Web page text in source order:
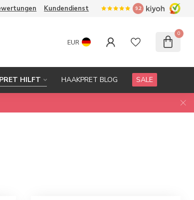
Kundendienst 9.2
EUR
0
HILFT HAAKPRET BLOG SALE